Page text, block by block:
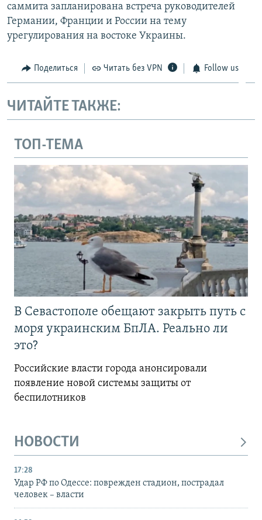
саммита запланирована встреча руководителей
Германии, Франции и России на тему
урегулирования на востоке Украины.
Поделиться Читать без VPN Follow us
ЧИТАЙТЕ ТАКЖЕ:
ТОП-ТЕМА
В Севастополе обещают закрыть путь с
моря украинским БпЛА. Реально ли
это?
Российские власти города анонсировали
появление новой системы защиты от
беспилотников
НОВОСТИ
17:28
Удар РФ по Одессе: поврежден стадион, пострадал
человек – власти